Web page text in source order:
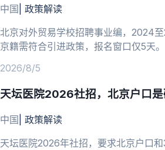
中国 政策解读
北京对外贸易学校招聘事业编，2024
京籍需符合引进政策，报名窗口仅5天。
2026/8/5
天坛医院2026社招，北京户口
中国 政策解读
天坛医院2026年社招，要求北京户口